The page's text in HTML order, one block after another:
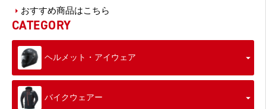
おすすめ商品はこちら
CATEGORY
ヘルメット・アイウェア
バイクウェアー